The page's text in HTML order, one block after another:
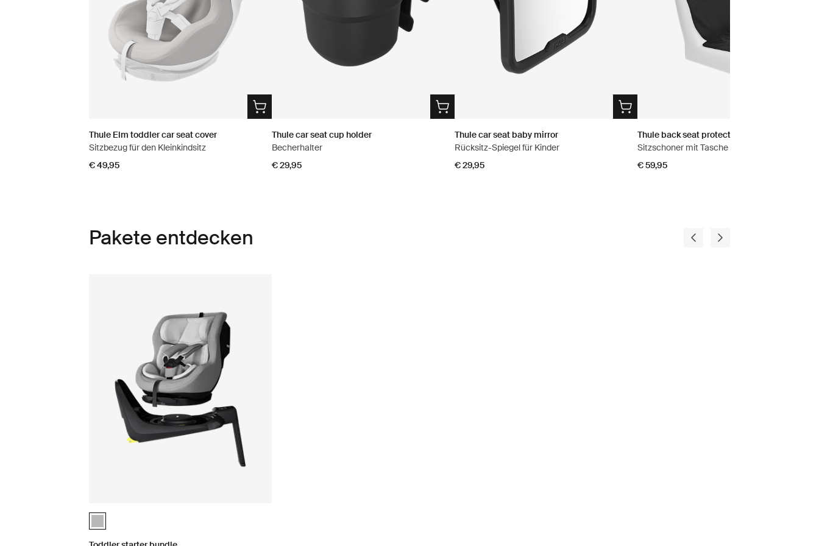
Thule Elm toddler car seat cover
Sitzbezug für den Kleinkindsitz
€ 49,95
Thule car seat cup holder
Becherhalter
€ 29,95
Thule car seat baby mirror
Rücksitz-Spiegel für Kinder
€ 29,95
Thule back seat protector
Sitzschoner mit Tasche für das Tablet
€ 59,95
Pakete entdecken
Toddler starter bundle Hellgrau (selected)